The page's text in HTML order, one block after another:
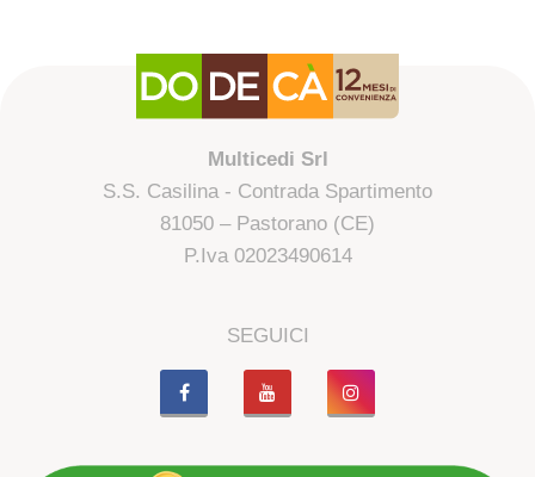
Multicedi Srl
S.S. Casilina - Contrada Spartimento
81050 – Pastorano (CE)
P.Iva 02023490614
SEGUICI